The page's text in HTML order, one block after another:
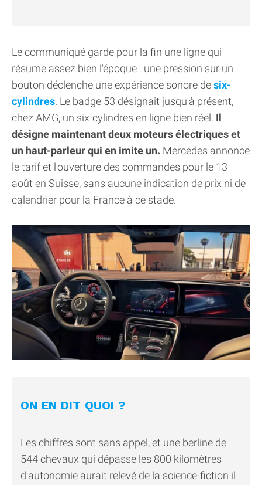
Le communiqué garde pour la fin une ligne qui
résume assez bien l'époque : une pression sur un
bouton déclenche une expérience sonore desix-
cylindres. Le badge 53 désignait jusqu'à présent,
chez AMG, un six-cylindres en ligne bien réel. Il
désigne maintenant deux moteurs électriques et
un haut-parleur qui en imite un. Mercedes annonce
le tarif et l'ouverture des commandes pour le 13
août en Suisse, sans aucune indication de prix ni de
calendrier pour la France à ce stade.
ON EN DIT QUOI ?
Les chiffres sont sans appel, et une berline de
544 chevaux qui dépasse les 800 kilomètres
d'autonomie aurait relevé de la science-fiction il